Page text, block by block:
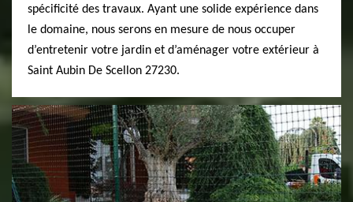
spécificité des travaux. Ayant une solide expérience dans
le domaine, nous serons en mesure de nous occuper
d’entretenir votre jardin et d’aménager votre extérieur à
Saint Aubin De Scellon 27230.